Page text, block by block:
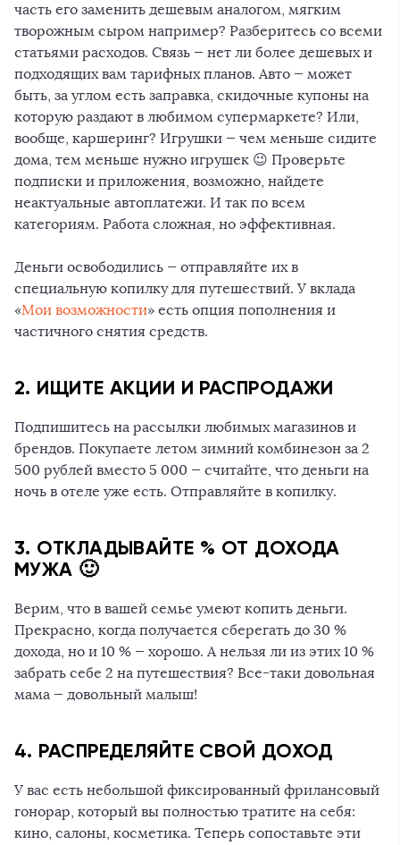
часть его заменить дешевым аналогом, мягким
творожным сыром например? Разберитесь со всеми
статьями расходов. Связь — нет ли более дешевых и
подходящих вам тарифных планов. Авто — может
быть, за углом есть заправка, скидочные купоны на
которую раздают в любимом супермаркете? Или,
вообще, каршеринг? Игрушки — чем меньше сидите
дома, тем меньше нужно игрушек 😉 Проверьте
подписки и приложения, возможно, найдете
неактуальные автоплатежи. И так по всем
категориям. Работа сложная, но эффективная.
Деньги освободились — отправляйте их в
специальную копилку для путешествий. У вклада
«Мои возможности» есть опция пополнения и
частичного снятия средств.
2. ИЩИТЕ АКЦИИ И РАСПРОДАЖИ
Подпишитесь на рассылки любимых магазинов и
брендов. Покупаете летом зимний комбинезон за 2
500 рублей вместо 5 000 — считайте, что деньги на
ночь в отеле уже есть. Отправляйте в копилку.
3. ОТКЛАДЫВАЙТЕ % ОТ ДОХОДА
МУЖА 🙂
Верим, что в вашей семье умеют копить деньги.
Прекрасно, когда получается сберегать до 30 %
дохода, но и 10 % — хорошо. А нельзя ли из этих 10 %
забрать себе 2 на путешествия? Все-таки довольная
мама — довольный малыш!
4. РАСПРЕДЕЛЯЙТЕ СВОЙ ДОХОД
У вас есть небольшой фиксированный фрилансовый
гонорар, который вы полностью тратите на себя:
кино, салоны, косметика. Теперь сопоставьте эти